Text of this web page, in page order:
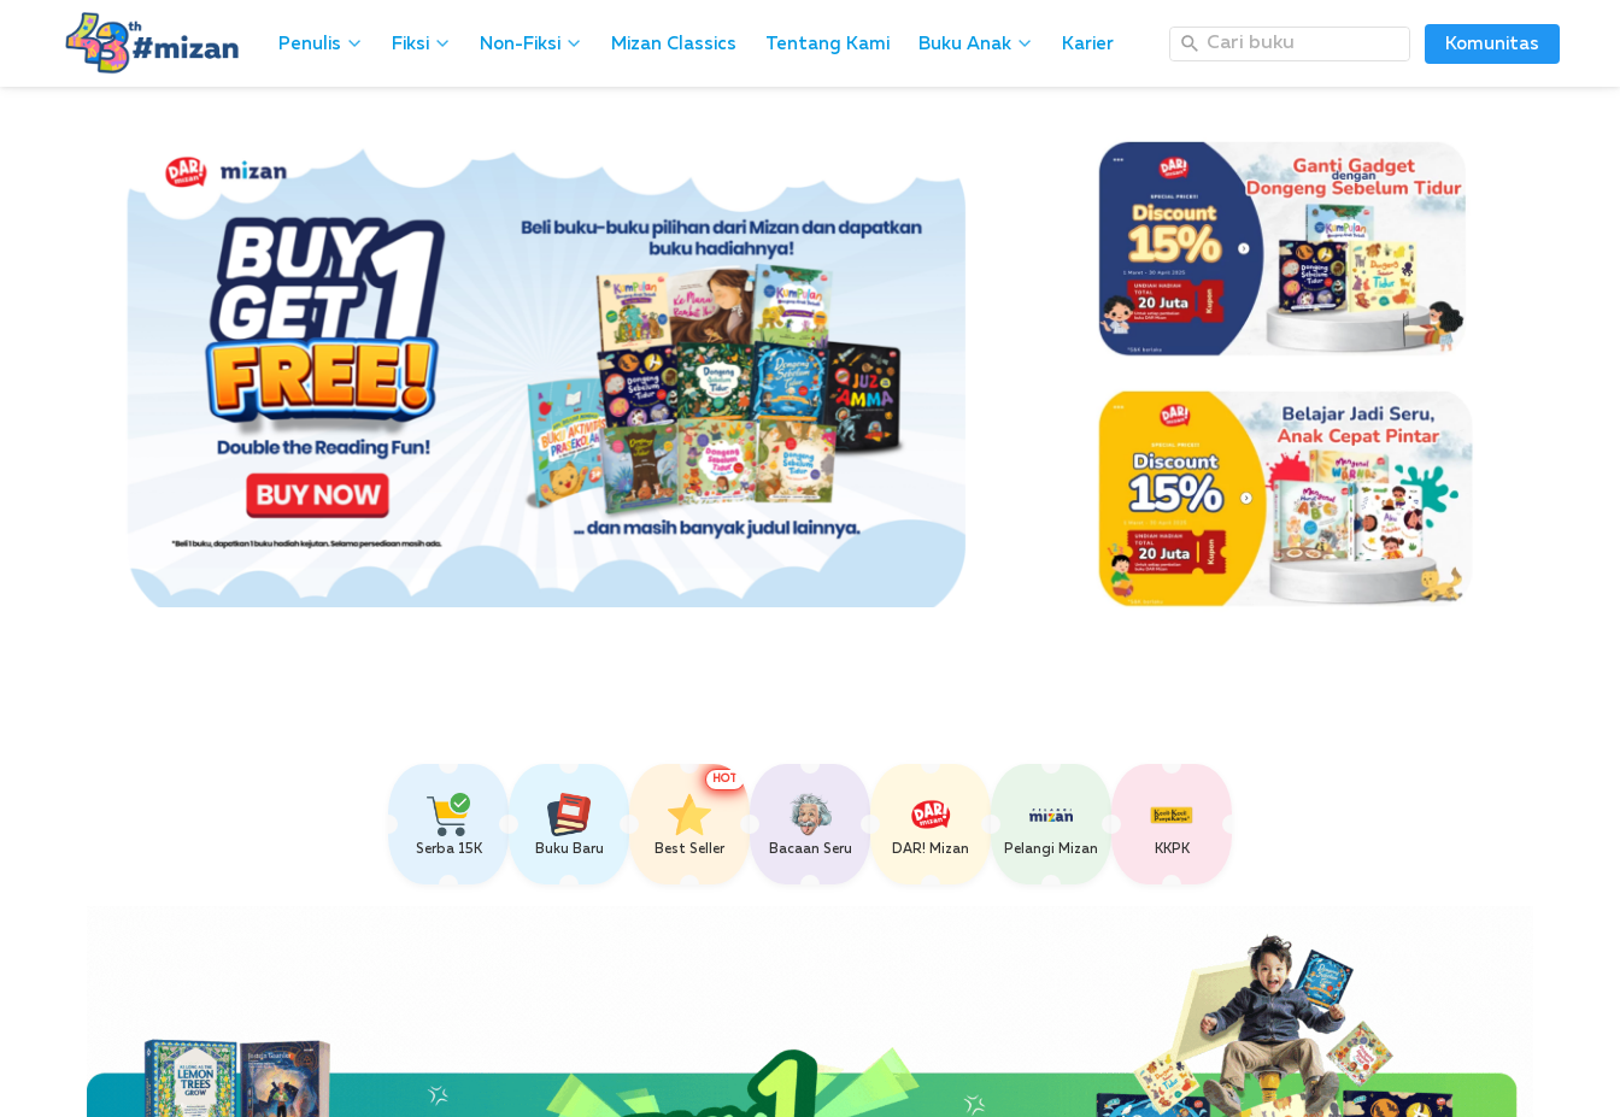
Cari buku Komunitas
Penulis Fiksi Non-Fiksi Mizan Classics Tentang Kami Buku Anak Karier Cari buku Komunitas
Serba 15K Buku Baru
HOT
Best Seller Bacaan Seru DAR! Mizan Pelangi Mizan KKPK